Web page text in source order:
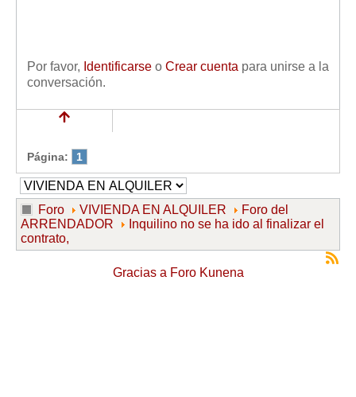
Por favor, Identificarse o Crear cuenta para unirse a la
conversación.
Página: 1
Foro VIVIENDA EN ALQUILER
Foro del
ARRENDADOR
Inquilino no se ha ido al finalizar el
contrato,
Gracias a Foro Kunena